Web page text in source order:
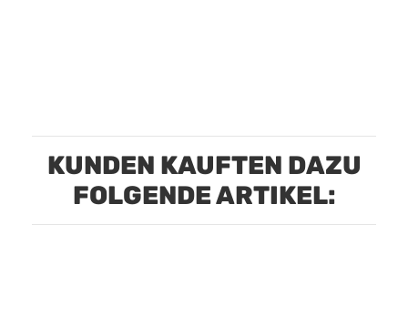
KUNDEN KAUFTEN DAZU
FOLGENDE ARTIKEL: